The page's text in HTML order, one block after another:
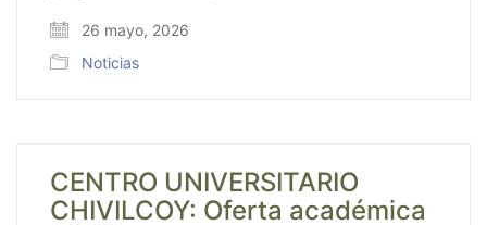
26 mayo, 2026
Noticias
CENTRO UNIVERSITARIO
CHIVILCOY: Oferta académica